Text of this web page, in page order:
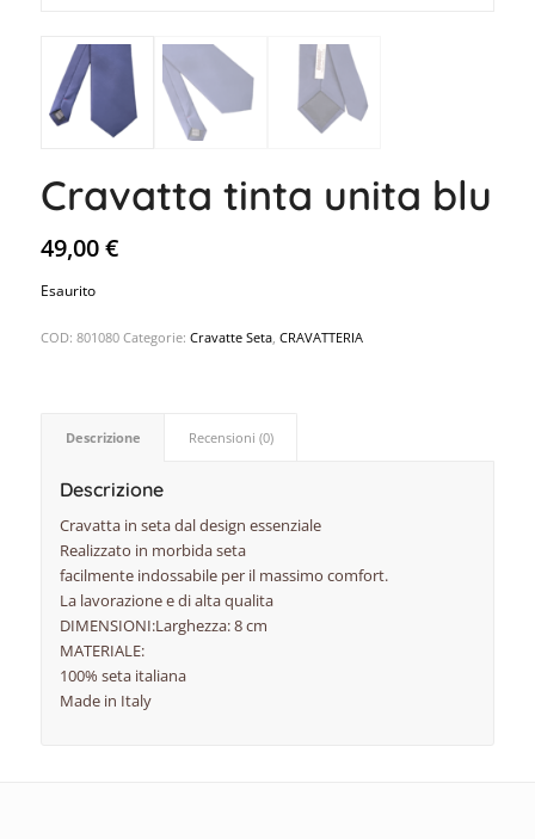
Cravatta tinta unita blu
49,00€
Esaurito
COD: 801080 Categorie: Cravatte Seta, CRAVATTERIA
Descrizione Recensioni (0)
Descrizione
Cravatta in seta dal design essenziale
Realizzato in morbida seta
facilmente indossabile per il massimo comfort.
La lavorazione e di alta qualita
DIMENSIONI:Larghezza: 8 cm
MATERIALE:
100% seta italiana
Made in Italy